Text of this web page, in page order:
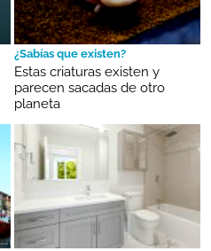
¿Sabías que existen?
Estas criaturas existen y
parecen sacadas de otro
planeta